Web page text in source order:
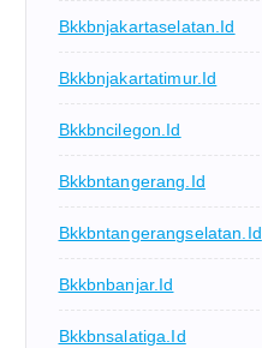
Bkkbnjakartaselatan.id
Bkkbnjakartatimur.id
Bkkbncilegon.id
Bkkbntangerang.id
Bkkbntangerangselatan.id
Bkkbnbanjar.id
Bkkbnsalatiga.id